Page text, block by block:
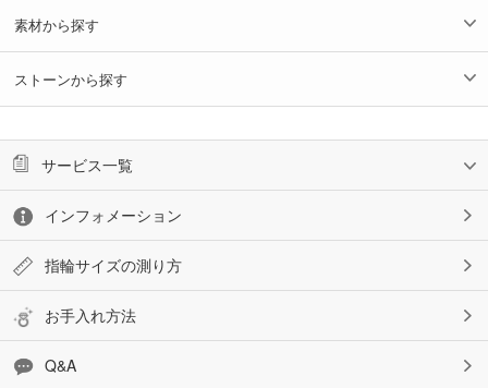
素材から探す
ストーンから探す
サービス一覧
インフォメーション
指輪サイズの測り方
お手入れ方法
Q&A